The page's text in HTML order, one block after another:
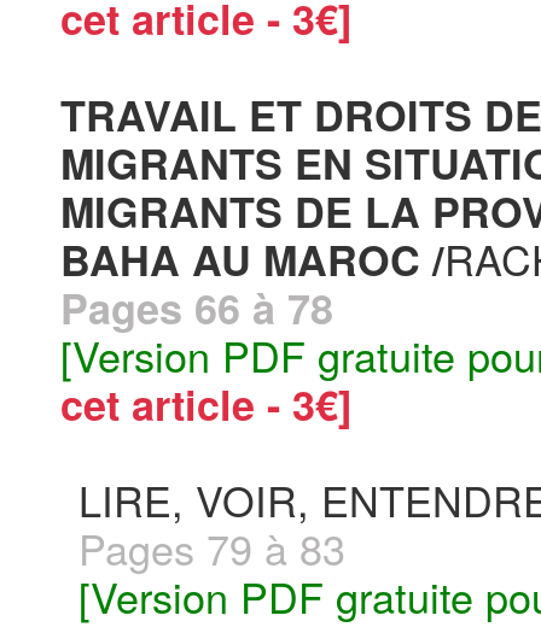
cet article - 3€]
TRAVAIL ET DROITS
MIGRANTS EN
MIGRANTS DE LA
BAHA AU MAROC /
Pages 66 à 78
[Version PDF gratuite
cet article - 3€]
LIRE, VOIR,
Pages 79 à 83
[Version PDF gratuite